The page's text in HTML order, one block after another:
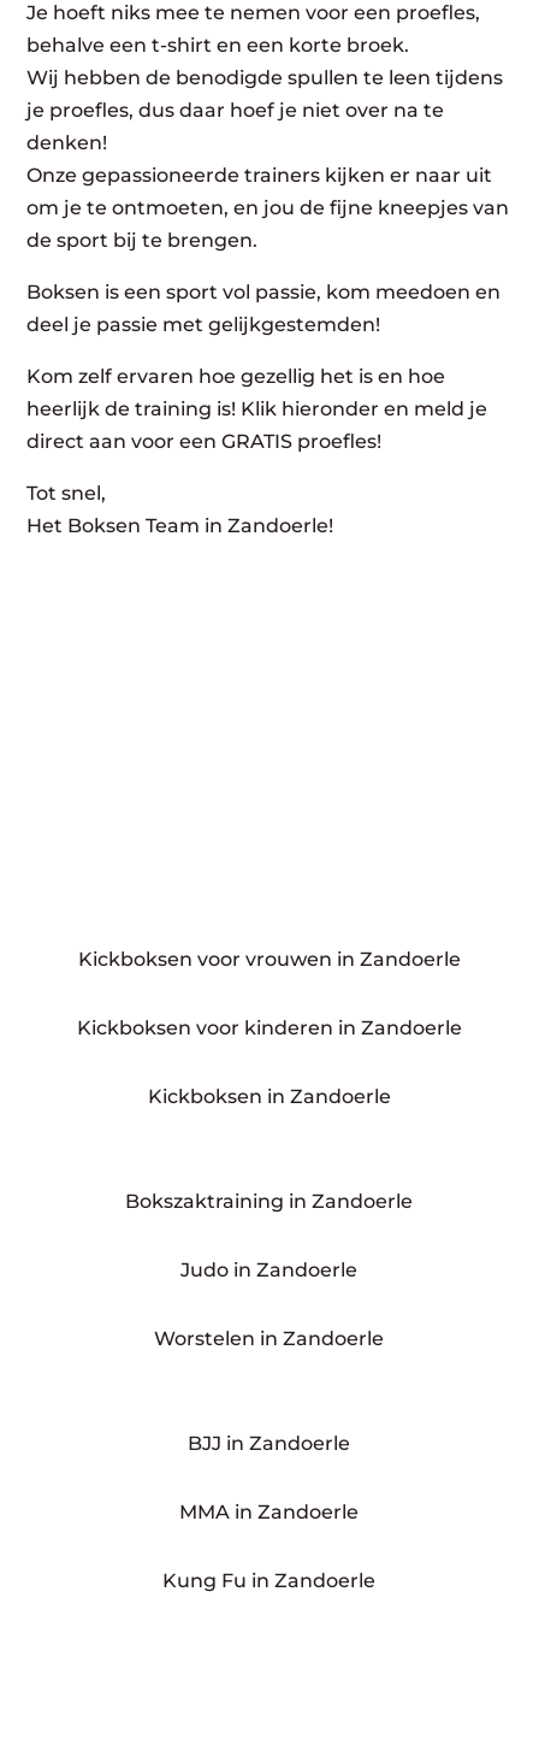
Je hoeft niks mee te nemen voor een proefles,
behalve een t-shirt en een korte broek.
Wij hebben de benodigde spullen te leen tijdens
je proefles, dus daar hoef je niet over na te
denken!
Onze gepassioneerde trainers kijken er naar uit
om je te ontmoeten, en jou de fijne kneepjes van
de sport bij te brengen.
Boksen is een sport vol passie, kom meedoen en
deel je passie met gelijkgestemden!
Kom zelf ervaren hoe gezellig het is en hoe
heerlijk de training is! Klik hieronder en meld je
direct aan voor een GRATIS proefles!
Tot snel,
Het Boksen Team in Zandoerle!
Kickboksen voor vrouwen in Zandoerle
Kickboksen voor kinderen in Zandoerle
Kickboksen in Zandoerle
Bokszaktraining in Zandoerle
Judo in Zandoerle
Worstelen in Zandoerle
BJJ in Zandoerle
MMA in Zandoerle
Kung Fu in Zandoerle